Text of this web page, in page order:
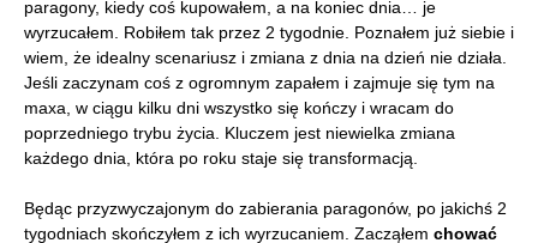
paragony, kiedy coś kupowałem, a na koniec dnia… je
wyrzucałem. Robiłem tak przez 2 tygodnie. Poznałem już siebie i
wiem, że idealny scenariusz i zmiana z dnia na dzień nie działa.
Jeśli zaczynam coś z ogromnym zapałem i zajmuje się tym na
maxa, w ciągu kilku dni wszystko się kończy i wracam do
poprzedniego trybu życia. Kluczem jest niewielka zmiana
każdego dnia, która po roku staje się transformacją.
Będąc przyzwyczajonym do zabierania paragonów, po jakichś 2
tygodniach skończyłem z ich wyrzucaniem. Zacząłem chować